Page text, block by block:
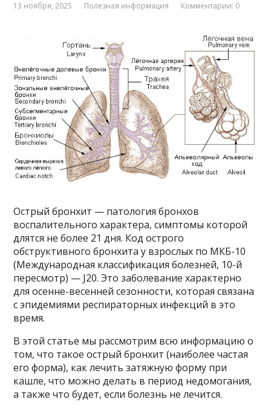
13 ноября, 2025 Полезная информация Комментарии: 0
Острый бронхит — патология бронхов
воспалительного характера, симптомы которой
длятся не более 21 дня. Код острого
обструктивного бронхита у взрослых по МКБ-10
(Международная классификация болезней, 10-й
пересмотр) — J20. Это заболевание характерно
для осенне-весенней сезонности, которая связана
с эпидемиями респираторных инфекций в это
время.
В этой статье мы рассмотрим всю информацию о
том, что такое острый бронхит (наиболее частая
его форма), как лечить затяжную форму при
кашле, что можно делать в период недомогания,
а также что будет, если болезнь не лечится.